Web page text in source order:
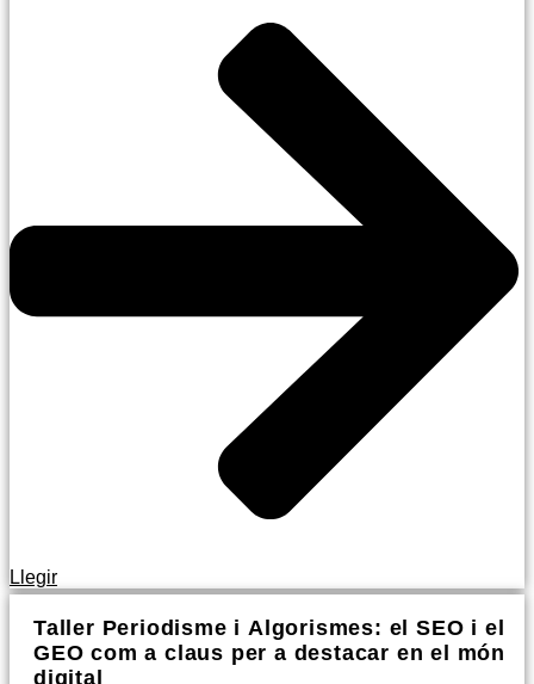
Llegir
Taller Periodisme i Algorismes: el SEO i el
GEO com a claus per a destacar en el món
digital